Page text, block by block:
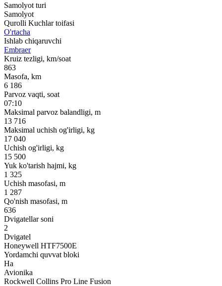
Samolyot turi
Samolyot
Qurolli Kuchlar toifasi
O'rtacha
Ishlab chiqaruvchi
Embraer
Kruiz tezligi, km/soat
863
Masofa, km
6 186
Parvoz vaqti, soat
07:10
Maksimal parvoz balandligi, m
13 716
Maksimal uchish og'irligi, kg
17 040
Uchish og'irligi, kg
15 500
Yuk ko'tarish hajmi, kg
1 325
Uchish masofasi, m
1 287
Qo'nish masofasi, m
636
Dvigatellar soni
2
Dvigatel
Honeywell HTF7500E
Yordamchi quvvat bloki
Ha
Avionika
Rockwell Collins Pro Line Fusion